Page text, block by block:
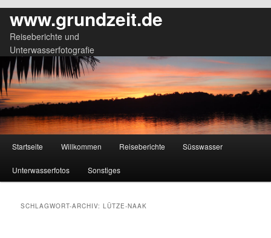
www.grundzeit.de
Reiseberichte und
Unterwasserfotografie
Zum
primären
Zum
sekundären
Startseite Willkommen Reiseberichte Süsswasser
Unterwasserfotos Sonstiges
SCHLAGWORT-ARCHIV:LÜTZE-NAAK